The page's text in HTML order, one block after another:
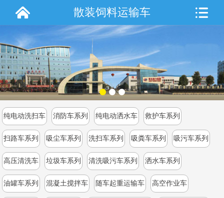
散装饲料运输车
纯电动洗扫车 消防车系列 纯电动洒水车 救护车系列
扫路车系列 吸尘车系列 洗扫车系列 吸粪车系列 吸污车系列
高压清洗车 垃圾车系列 清洗吸污车系列 洒水车系列
油罐车系列 混凝土搅拌车 随车起重运输车 高空作业车